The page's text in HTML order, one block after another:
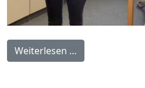
Weiterlesen …